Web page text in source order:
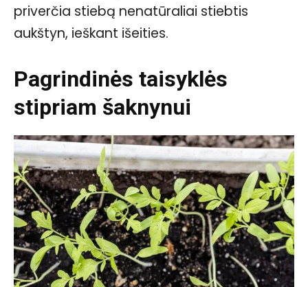
priverčia stiebą nenatūraliai stiebtis
aukštyn, ieškant išeities.
Pagrindinės taisyklės
stipriam šaknynui